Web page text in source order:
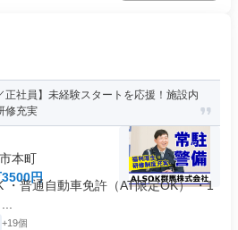
正社員】未経験スタートを応援！施設内
修充実
本町
円
・普通自動車免許（AT限定OK） ・1
+19個